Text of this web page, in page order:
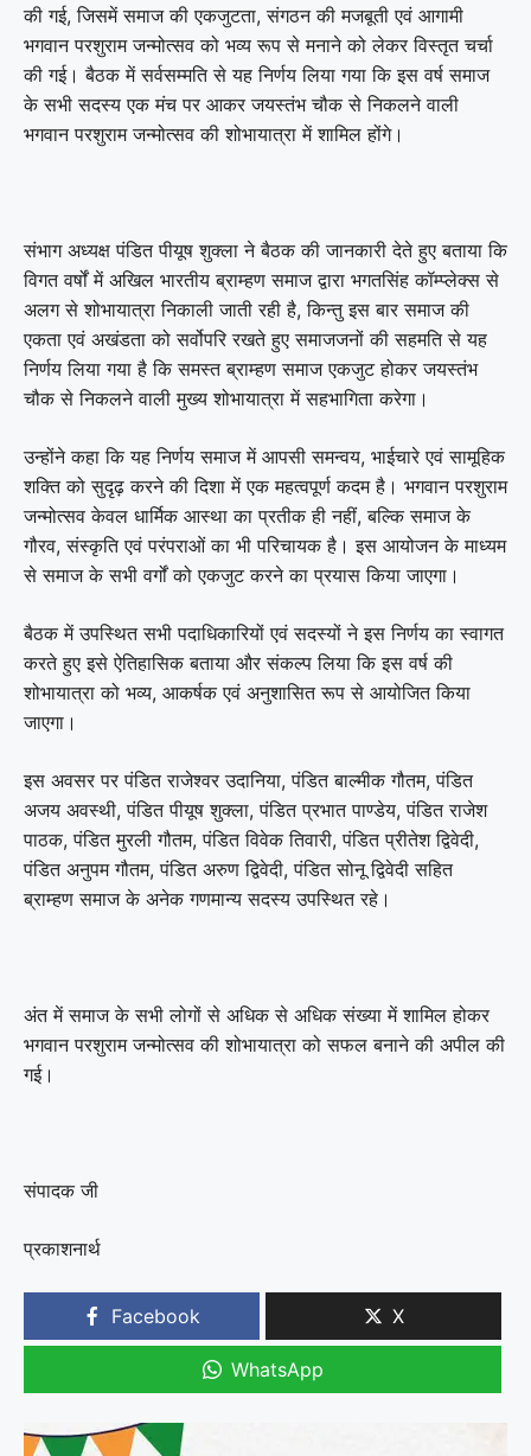
की गई, जिसमें समाज की एकजुटता, संगठन की मजबूती एवं आगामी
भगवान परशुराम जन्मोत्सव को भव्य रूप से मनाने को लेकर विस्तृत चर्चा
की गई। बैठक में सर्वसम्मति से यह निर्णय लिया गया कि इस वर्ष समाज
के सभी सदस्य एक मंच पर आकर जयस्तंभ चौक से निकलने वाली
भगवान परशुराम जन्मोत्सव की शोभायात्रा में शामिल होंगे।
संभाग अध्यक्ष पंडित पीयूष शुक्ला ने बैठक की जानकारी देते हुए बताया कि
विगत वर्षों में अखिल भारतीय ब्राम्हण समाज द्वारा भगतसिंह कॉम्प्लेक्स से
अलग से शोभायात्रा निकाली जाती रही है, किन्तु इस बार समाज की
एकता एवं अखंडता को सर्वोपरि रखते हुए समाजजनों की सहमति से यह
निर्णय लिया गया है कि समस्त ब्राम्हण समाज एकजुट होकर जयस्तंभ
चौक से निकलने वाली मुख्य शोभायात्रा में सहभागिता करेगा।
उन्होंने कहा कि यह निर्णय समाज में आपसी समन्वय, भाईचारे एवं सामूहिक
शक्ति को सुदृढ़ करने की दिशा में एक महत्वपूर्ण कदम है। भगवान परशुराम
जन्मोत्सव केवल धार्मिक आस्था का प्रतीक ही नहीं, बल्कि समाज के
गौरव, संस्कृति एवं परंपराओं का भी परिचायक है। इस आयोजन के माध्यम
से समाज के सभी वर्गों को एकजुट करने का प्रयास किया जाएगा।
बैठक में उपस्थित सभी पदाधिकारियों एवं सदस्यों ने इस निर्णय का स्वागत
करते हुए इसे ऐतिहासिक बताया और संकल्प लिया कि इस वर्ष की
शोभायात्रा को भव्य, आकर्षक एवं अनुशासित रूप से आयोजित किया
जाएगा।
इस अवसर पर पंडित राजेश्वर उदानिया, पंडित बाल्मीक गौतम, पंडित
अजय अवस्थी, पंडित पीयूष शुक्ला, पंडित प्रभात पाण्डेय, पंडित राजेश
पाठक, पंडित मुरली गौतम, पंडित विवेक तिवारी, पंडित प्रीतेश द्विवेदी,
पंडित अनुपम गौतम, पंडित अरुण द्विवेदी, पंडित सोनू द्विवेदी सहित
ब्राम्हण समाज के अनेक गणमान्य सदस्य उपस्थित रहे।
अंत में समाज के सभी लोगों से अधिक से अधिक संख्या में शामिल होकर
भगवान परशुराम जन्मोत्सव की शोभायात्रा को सफल बनाने की अपील की
गई।
संपादक जी
प्रकाशनार्थ
Facebook X
WhatsApp